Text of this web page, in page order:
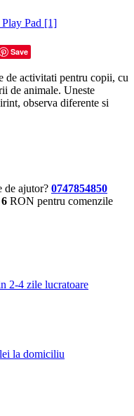
Save
de activitati pentru copii, cu
de animale. Uneste
observa diferente si
de ajutor? 0747854850
6 RON pentru comenzile
2-4 zile lucratoare
la domiciliu